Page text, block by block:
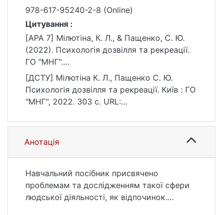
978-617-95240-2-8 (Online)
Цитування :
[APA 7] Мілютіна, К. Л., & Пащенко, С. Ю.
(2022). Психологія дозвілля та рекреації.
ГО "МНГ".
https://ir.library.knu.ua/handle/123456789/25
00
[ДСТУ] Мілютіна К. Л., Пащенко С. Ю.
Психологія дозвілля та рекреації. Київ : ГО
"МНГ", 2022. 303 с. URL:
00 (дата звернення: 25.07.2026).
Анотація
Навчальний посібник присвячено
проблемам та дослідженням такої сфери
людської діяльності, як відпочинок.